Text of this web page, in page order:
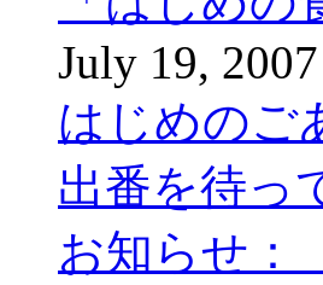
July 19,
はじめのご
出番を待っ
お知らせ：